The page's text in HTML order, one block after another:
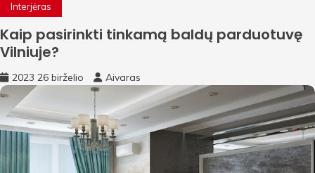
Interjėras
Kaip pasirinkti tinkamą baldų parduotuvę
Vilniuje?
2023 26 birželio Aivaras